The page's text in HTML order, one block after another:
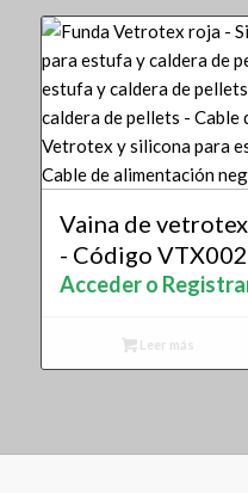
Vaina de
- Código VTX002
Acceder o
Leer más